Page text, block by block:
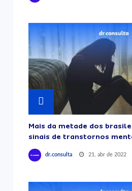
Mais da metade dos
sinais de transtornos
dr.consulta 21, abr de 2022